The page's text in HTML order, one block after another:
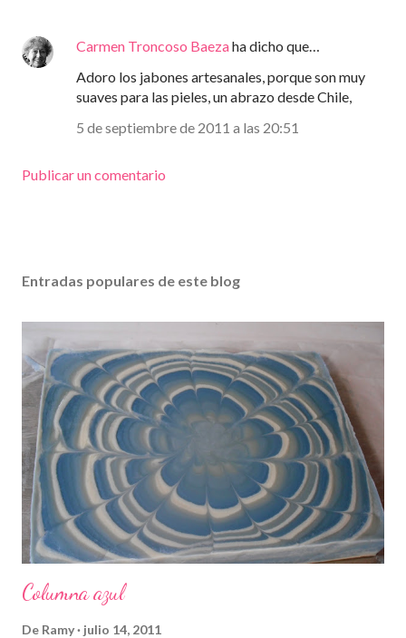
Carmen Troncoso Baezaha dicho que…
Adoro los jabones artesanales, porque son muy
suaves para las pieles, un abrazo desde Chile,
5 de septiembre de 2011 a las 20:51
Publicar un comentario
Entradas populares de este blog
Columna azul
De Ramy julio 14, 2011